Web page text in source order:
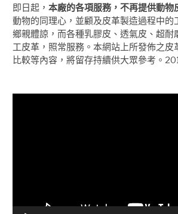
即日起， 本廠的各項服務，不再提供動物
動物的同理心，並顧及皮革製造過程中的
鄉親體諒，而各種乳膠皮、透氣皮、超耐
工皮革，照常服務。本網站上所發佈之皮
比較等內容，將留存持續供大眾參考。